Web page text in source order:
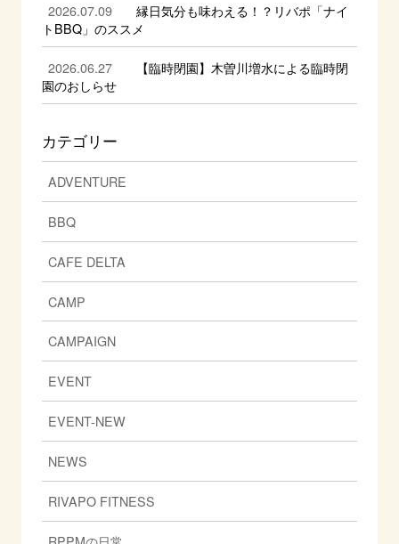
2026.07.09
縁日気分も味わえる！？リバポ「ナイ
トBBQ」のススメ
2026.06.27
【臨時閉園】木曽川増水による臨時閉
園のおしらせ
カテゴリー
ADVENTURE
BBQ
CAFE DELTA
CAMP
CAMPAIGN
EVENT
EVENT-NEW
NEWS
RIVAPO FITNESS